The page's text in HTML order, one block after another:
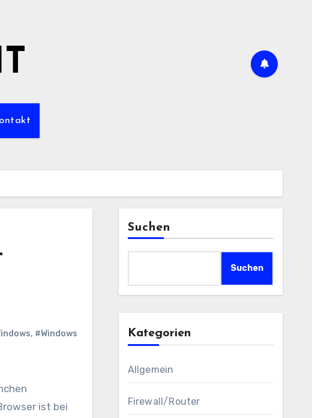
, #Windows
ist bei
Suchen
Suchen
Kategorien
Allgemein
Firewall/Router